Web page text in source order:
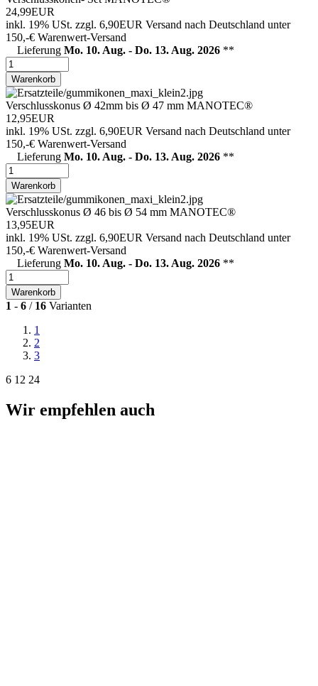
24,99EUR
inkl. 19% USt. zzgl. 6,90EUR Versand nach Deutschland unter
150,-€ Warenwert-Versand
Lieferung Mo. 10. Aug. - Do. 13. Aug. 2026 **
Warenkorb
Verschlusskonus Ø 42mm bis Ø 47 mm MANOTEC®
12,95EUR
inkl. 19% USt. zzgl. 6,90EUR Versand nach Deutschland unter
150,-€ Warenwert-Versand
Lieferung Mo. 10. Aug. - Do. 13. Aug. 2026 **
Warenkorb
Verschlusskonus Ø 46 bis Ø 54 mm MANOTEC®
13,95EUR
inkl. 19% USt. zzgl. 6,90EUR Versand nach Deutschland unter
150,-€ Warenwert-Versand
Lieferung Mo. 10. Aug. - Do. 13. Aug. 2026 **
Warenkorb
1 - 6 / 16 Varianten
1
2
3
6 12 24
Wir empfehlen auch